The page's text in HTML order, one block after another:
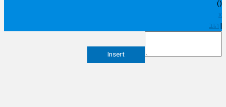
Insert